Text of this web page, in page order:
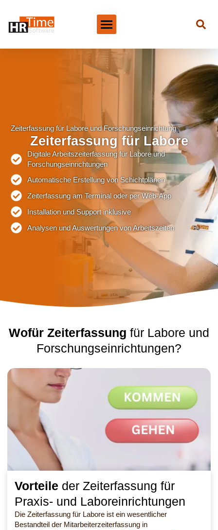
Zeiterfassung für Labore und Forschungseinrichtung
Zeiterfassung für Labore
Digitale Arbeitszeiterfassung für Labore und
Forschungseinrichtungen
Automatische Erstellung von Schichtplänen
Zeiterfassung am Terminal oder per Web-App
Installation und Support inklusive
Analysen und Auswertungen von Arbeitszeiten
Wofür Zeiterfassung für Labore und
Forschungseinrichtungen?
Vorteile der Zeiterfassung für
Praxis- und Laboreinrichtungen
Die Zeiterfassung für Labore ist ein wesentlicher
Bestandteil der Mitarbeiterzeiterfassung in